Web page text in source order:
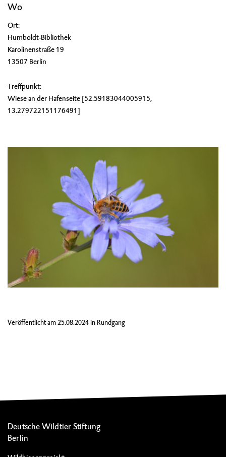
Wo
Ort:
Humboldt-Bibliothek
Karolinenstraße 19
13507 Berlin
Treffpunkt:
Wiese an der Hafenseite [52.59183044005915,
13.279722151176491]
Veröffentlicht am25.08.2024in Rundgang
Deutsche Wildtier Stiftung
Berlin